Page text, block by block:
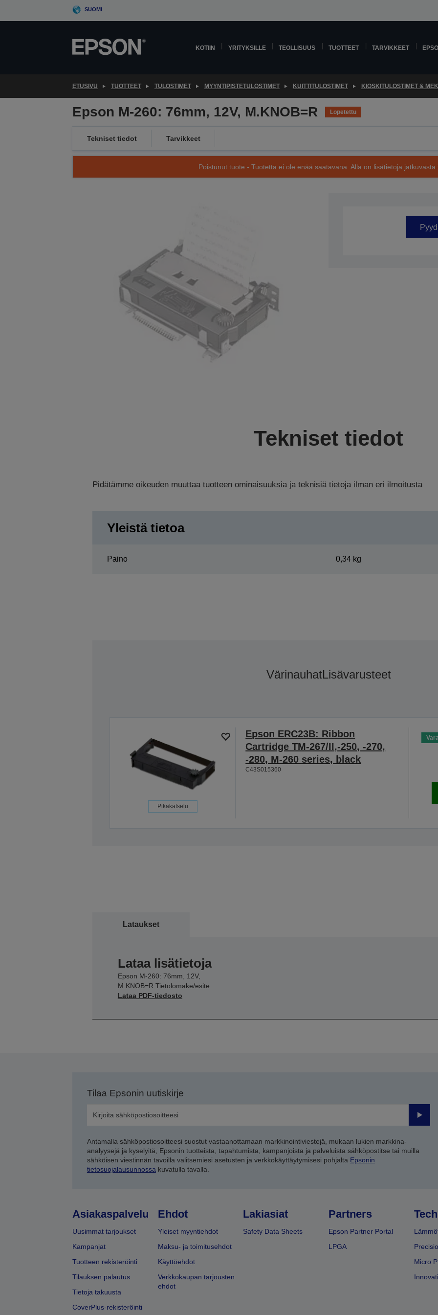
SUOMI
KOTIIN YRITYKSILLE TEOLLISUUS TUOTTEET TARVIKKEET
ETUSIVU TUOTTEET TULOSTIMET MYYNTIPISTETULOSTIMET KUITTITULOSTIMET KIOSKITULOSTIMET &
Epson M-260: 76mm, 12V, M.KNOB=R Lopetettu
Tekniset tiedot Tarvikkeet
Poistunut tuote - Tuotetta ei ole enää saatavana. Alla on lisätietoja jatkuvasta
Tekniset tiedot
Pidätämme oikeuden muuttaa tuotteen ominaisuuksia ja teknisiä tietoja ilman eri ilmoitusta
Yleistä tietoa
Paino 0,34 kg
VärinauhatLisävarusteet
Pikakatselu
Epson ERC23B: Ribbon
Cartridge TM-267/II,-250, -270,
-280, M-260 series, black
C43S015360
Lataukset
Lataa lisätietoja
Epson M-260: 76mm, 12V,
M.KNOB=R Tietolomake/esite
Lataa PDF-tiedosto
Tilaa Epsonin uutiskirje
Lähetä
Antamalla sähköpostiosoitteesi suostut vastaanottamaan markkinointiviestejä, mukaan lukien markkina-
analyysejä ja kyselyitä, Epsonin tuotteista, tapahtumista, kampanjoista ja palveluista sähköpostitse tai muilla
sähköisen viestinnän tavoilla valitsemiesi asetusten ja verkkokäyttäytymisesi pohjalta Epsonin
tietosuojalausunnossakuvatulla tavalla.
Asiakaspalvelu
Uusimmat tarjoukset
Kampanjat
Tuotteen rekisteröinti
Tilauksen palautus
Tietoja takuusta
CoverPlus-rekisteröinti
Ehdot
Yleiset myyntiehdot
Maksu- ja toimitusehdot
Käyttöehdot
Verkkokaupan tarjousten
ehdot
Lakiasiat
Safety Data Sheets
Partners
Epson Partner Portal
LPGA
Micro